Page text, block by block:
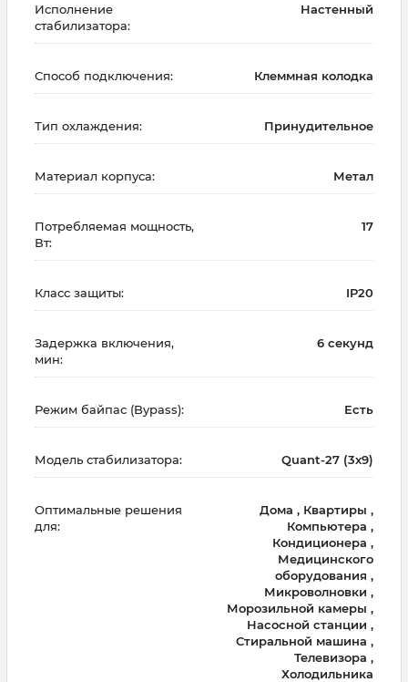
Исполнение
стабилизатора:
Настенный
Способ подключения: Клеммная колодка
Тип охлаждения: Принудительное
Материал корпуса: Метал
Потребляемая мощность,
Вт:
17
Класс защиты: IP20
Задержка включения,
мин:
6 секунд
Режим байпас (Bypass): Есть
Модель стабилизатора: Quant-27 (3х9)
Оптимальные решения
для:
Дома , Квартиры ,
Компьютера ,
Кондиционера ,
Медицинского
оборудования ,
Микроволновки ,
Морозильной камеры ,
Насосной станции ,
Стиральной машина ,
Телевизора ,
Холодильника